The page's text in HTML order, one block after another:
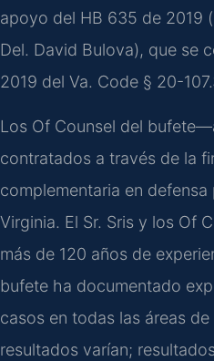
apoyo del HB 635 de 2019
Del. David Bulova), que se
2019 del Va. Code § 20-
Los Of Counsel del
contratados a través de la
complementaria en
Virginia. El Sr. Sris y los Of
más de 120 años de
bufete ha documentado
casos en todas las áreas
resultados varían;